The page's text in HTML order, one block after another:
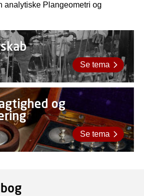
analytiske Plangeometri og
Se tema
og
Se tema